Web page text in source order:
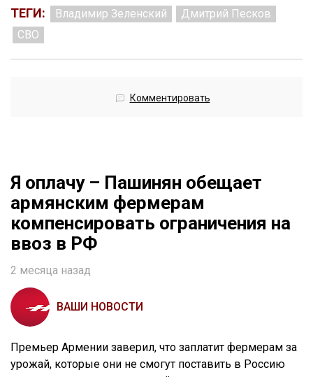
ТЕГИ: Владимир Зеленский
Дмитрий Песков
СВО
Комментировать
Я оплачу – Пашинян обещает
армянским фермерам
компенсировать ограничения на
ввоз в РФ
2 месяца назад
ВАШИ НОВОСТИ
Премьер Армении заверил, что заплатит фермерам за
урожай, которые они не смогут поставить в Россию